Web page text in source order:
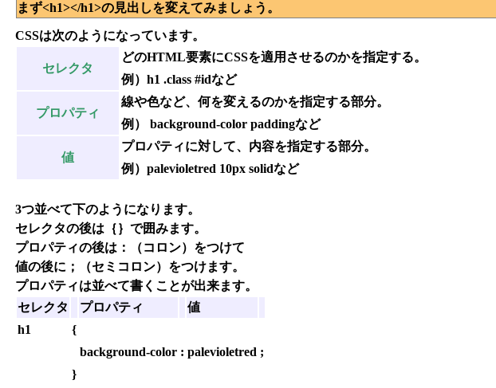
まず<h1></h1>の見出しを変えてみましょう。
CSSは次のようになっています。
セレクタ
どのHTML要素にCSSを適用させるのかを指定する。
例）h1 .class #idなど
プロパティ
線や色など、何を変えるのかを指定する部分。
例） background-color paddingなど
値
プロパティに対して、内容を指定する部分。
例）palevioletred 10px solidなど
3つ並べて下のようになります。
セレクタの後は｛｝で囲みます。
プロパティの後は：（コロン）をつけて
値の後に；（セミコロン）をつけます。
プロパティは並べて書くことが出来ます。
セレクタ
プロパティ
値
h1
{
background-color : palevioletred ;
}